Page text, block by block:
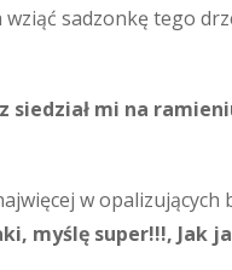
wziąć sadzonkę tego
mi na
w opalizujących
myślę super!!!, Jak